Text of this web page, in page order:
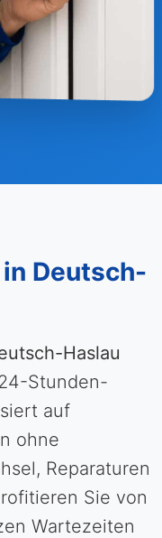
Deutsch-
Haslau
Stunden-
auf
ohne
Reparaturen
Sie von
Wartezeiten